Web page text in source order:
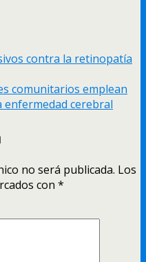
contra la retinopatí­a
comunitarios emplean
cerebral
no será publicada. Los
con *